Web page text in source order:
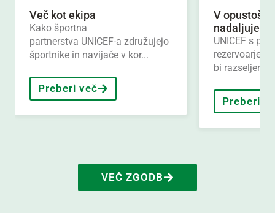
Več kot ekipa
Kako športna
partnerstva UNICEF-a združujejo
športnike in navijače v kor...
Preberi več
V
nadaljuje
UNICEF s
rezervoarje
bi
Preberi
VEČ ZGODB